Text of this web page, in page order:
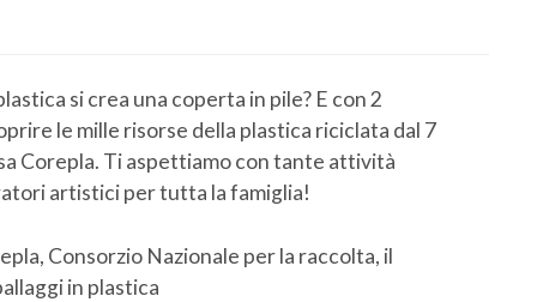
si crea una coperta in pile? E con 2
le mille risorse della plastica riciclata dal 7
Corepla. Ti aspettiamo con tante attività
artistici per tutta la famiglia!
Consorzio Nazionale per la raccolta, il
in plastica